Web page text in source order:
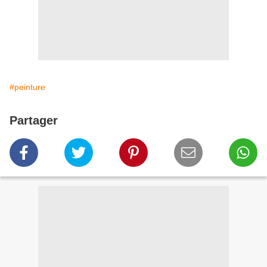
#peinture
Partager